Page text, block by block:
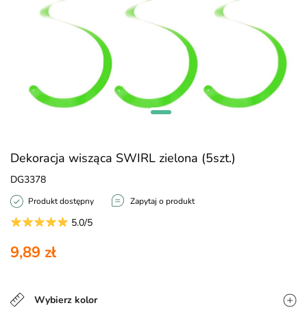
Dekoracja wisząca SWIRL zielona (5szt.)
DG3378
Produkt dostępny Zapytaj o produkt
5.0/5
9,89 zł
Wybierz kolor